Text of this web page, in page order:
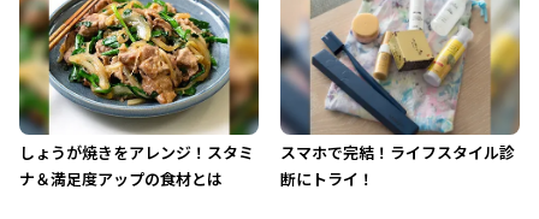
しょうが焼きをアレンジ！スタミ
ナ＆満足度アップの食材とは
スマホで完結！ライフスタイル診
断にトライ！